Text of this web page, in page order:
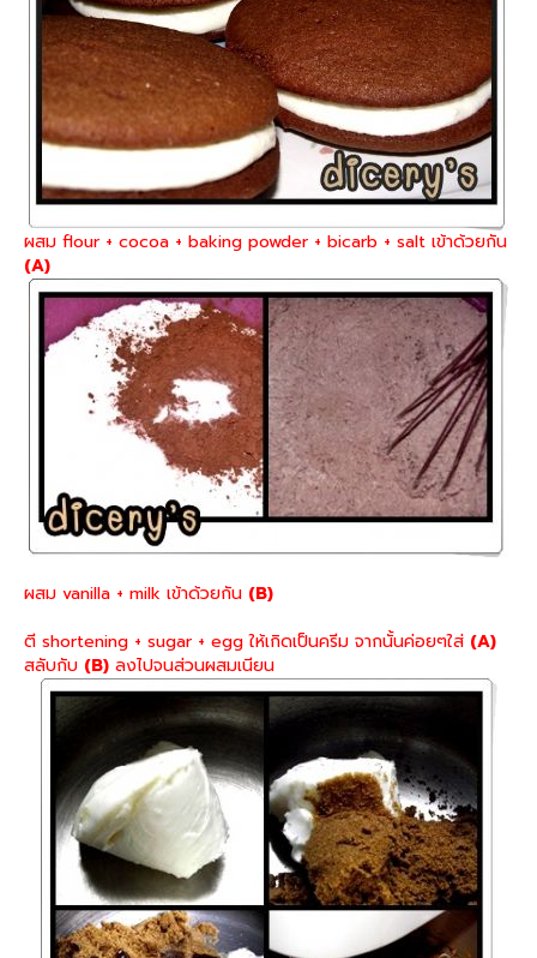
ผสม flour + cocoa + baking powder + bicarb + salt เข้าด้วยกัน
(A)
ผสม vanilla + milk เข้าด้วยกัน (B)
ตี shortening + sugar + egg ให้เกิดเป็นครีม จากนั้นค่อยๆใส่ (A)
สลับกับ (B) ลงไปจนส่วนผสมเนียน